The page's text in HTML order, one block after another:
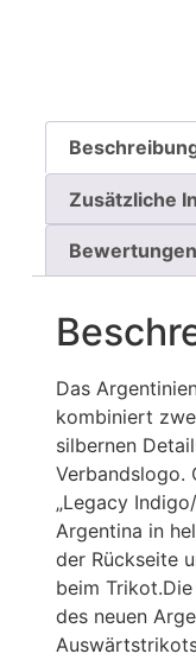
Zusätzliche
Das
kombiniert
silbernen
Verbandslogo.
„Legacy
Argentina in
der Rückseite
beim
des neuen